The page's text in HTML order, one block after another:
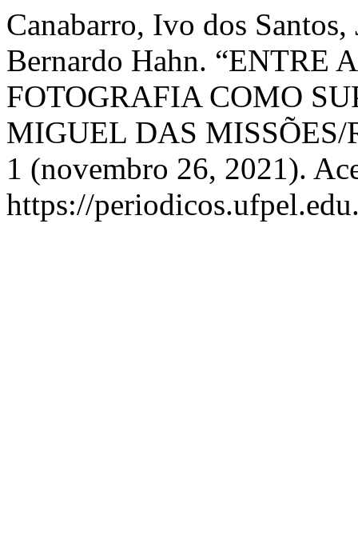
Canabarro, Ivo dos
Bernardo Hahn. “ENTRE
FOTOGRAFIA COMO
MIGUEL DAS MISSÕES/
1 (novembro 26, 2021).
https://